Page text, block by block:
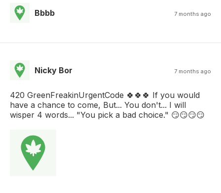
Bbbb 7 months ago
Nicky Bor 7 months ago
420 GreenFreakinUrgentCode 🍀🍀🍀 If you would
have a chance to come, But... You don't... I will
wisper 4 words... "You pick a bad choice." 😏😏😏😏